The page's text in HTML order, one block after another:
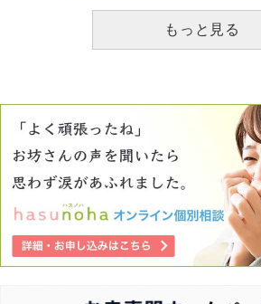
すがどうしようも無い状況をどう治せ
拙い文章、並びに長くなってしまい申
もっと見る